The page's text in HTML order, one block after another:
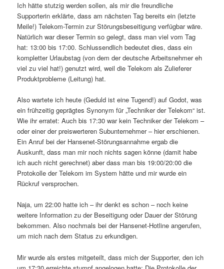
Ich hätte stutzig werden sollen, als mir die freundliche
Supporterin erklärte, dass am nächsten Tag bereits ein (letzte
Meile!) Telekom-Termin zur Störungsbeseitigung verfügbar wäre.
Natürlich war dieser Termin so gelegt, dass man viel vom Tag
hat: 13:00 bis 17:00. Schlussendlich bedeutet dies, dass ein
kompletter Urlaubstag (von dem der deutsche Arbeitsnehmer eh
viel zu viel hat!) genutzt wird, weil die Telekom als Zulieferer
Produktprobleme (Leitung) hat.
Also wartete ich heute (Geduld ist eine Tugend!) auf Godot, was
ein frühzeitig geprägtes Synonym für „Techniker der Telekom“ ist.
Wie ihr erratet: Auch bis 17:30 war kein Techniker der Telekom –
oder einer der preiswerteren Subunternehmer – hier erschienen.
Ein Anruf bei der Hansenet-Störungsannahme ergab die
Auskunft, dass man mir noch nichts sagen könne (damit habe
ich auch nicht gerechnet) aber dass man bis 19:00/20:00 die
Protokolle der Telekom im System hätte und mir wurde ein
Rückruf versprochen.
Naja, um 22:00 hatte ich – ihr denkt es schon – noch keine
weitere Information zu der Beseitigung oder Dauer der Störung
bekommen. Also nochmals bei der Hansenet-Hotline angerufen,
um mich nach dem Status zu erkundigen.
Mir wurde als erstes mitgeteilt, dass mich der Supporter, den ich